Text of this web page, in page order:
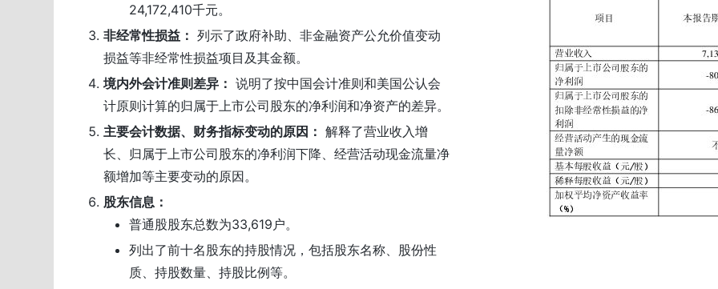
24,172,410千元。
非经常性损益： 列示了政府补助、非金融资产公允价值变动
损益等非经常性损益项目及其金额。
境内外会计准则差异： 说明了按中国会计准则和美国公认会
计原则计算的归属于上市公司股东的净利润和净资产的差异。
主要会计数据、财务指标变动的原因： 解释了营业收入增
长、归属于上市公司股东的净利润下降、经营活动现金流量净
额增加等主要变动的原因。
股东信息：
普通股股东总数为33,619户。
列出了前十名股东的持股情况，包括股东名称、股份性
质、持股数量、持股比例等。